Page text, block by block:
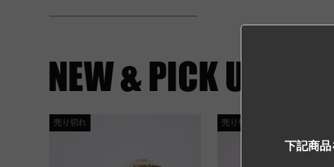
売り切れ 売り切れ
下記商品